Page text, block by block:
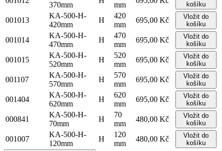
370mm
mm
košíku
001013
KA-500-H-
420mm
H
420
mm
695,00 Kč
Vložit do
košíku
001014
KA-500-H-
470mm
H
470
mm
695,00 Kč
Vložit do
košíku
001015
KA-500-H-
520mm
H
520
mm
695,00 Kč
Vložit do
košíku
001107
KA-500-H-
570mm
H
570
mm
695,00 Kč
Vložit do
košíku
001404
KA-500-H-
620mm
H
620
mm
695,00 Kč
Vložit do
košíku
000841
KA-500-H-
70mm
H
70
mm
480,00 Kč
Vložit do
košíku
001007
KA-500-H-
120mm
H
120
mm
480,00 Kč
Vložit do
košíku